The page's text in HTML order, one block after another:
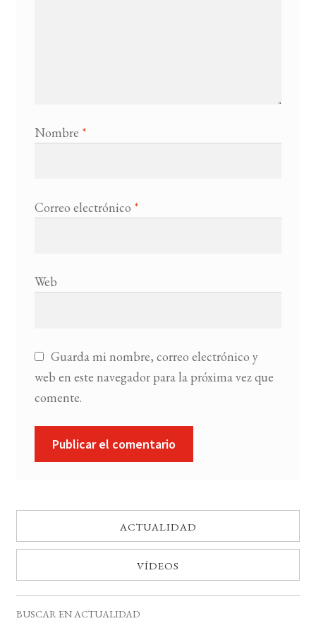
Nombre *
Correo electrónico *
Web
Guarda mi nombre, correo electrónico y
web en este navegador para la próxima vez que
comente.
ACTUALIDAD
VÍDEOS
BUSCAR EN ACTUALIDAD